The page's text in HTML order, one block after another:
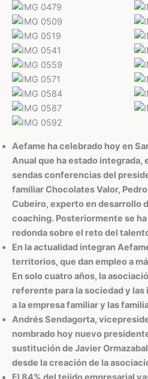
Aefame ha celebrado hoy en
Anual que ha estado
sendas conferencias del
familiar Chocolates Valor,
Cubeiro, experto en desarrollo
coaching. Posteriormente se
redonda sobre el reto del
En la actualidad integran
territorios, que dan empleo a
En solo cuatro años, la
referente para la sociedad y
a la empresa familiar y las
Andrés Sendagorta,
nombrado hoy nuevo
sustitución de Javier
desde la creación de la